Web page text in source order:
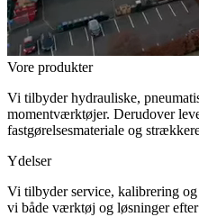
Vore produkter
Vi tilbyder hydrauliske,
momentværktøjer. Derudover
fastgørelsesmateriale og
Ydelser
Vi tilbyder service, kalibrering
vi både værktøj og løsninger